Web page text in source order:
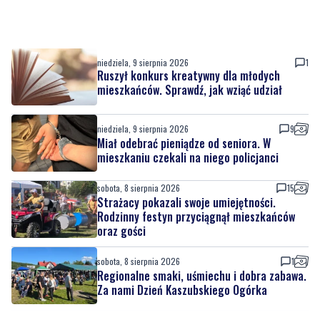
niedziela, 9 sierpnia 2026
Miał odebrać pieniądze od seniora. W
sobota, 8 sierpnia 2026 15
Strażacy pokazali swoje umiejętności.
Rodzinny festyn przyciągnął mieszkańców
oraz gości
sobota, 8 sierpnia 2026
Regionalne smaki, uśmiechu i dobra zabawa.
Za nami Dzień Kaszubskiego Ogórka
sobota, 8 sierpnia 2026 8
Nad morzem zmierzyli się najsilniejsi.